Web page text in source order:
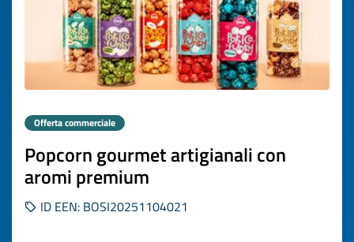
Offerta commerciale
Popcorn gourmet artigianali con
aromi premium
ID EEN: BOSI20251104021